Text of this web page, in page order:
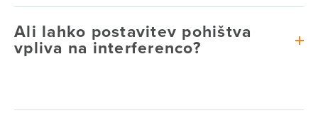
Ali lahko postavitev pohištva
vpliva na interferenco?